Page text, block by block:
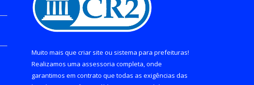
Muito mais que criar site ou sistema para prefeituras!
Realizamos uma assessoria completa, onde
garantimos em contrato que todas as exigências das